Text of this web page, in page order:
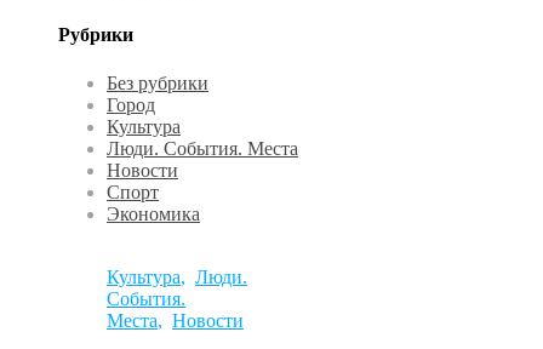
Рубрики
Без рубрики
Город
Культура
Люди. События. Места
Новости
Спорт
Экономика
Культура, Люди.
События.
Места, Новости